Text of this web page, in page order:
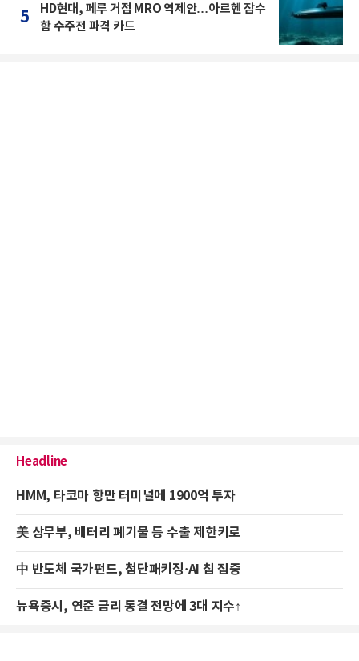
5
HD현대, 페루 거점 MRO 역제안…아르헨 잠수
함 수주전 파격 카드
Headline
HMM, 타코마 항만 터미널에 1900억 투자
美 상무부, 배터리 폐기물 등 수출 제한키로
中 반도체 국가펀드, 첨단패키징·AI 칩 집중
뉴욕증시, 연준 금리 동결 전망에 3대 지수↑